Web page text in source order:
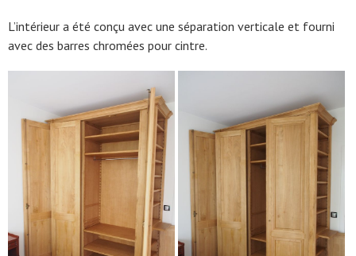
L’intérieur a été conçu avec une séparation verticale et fourni
avec des barres chromées pour cintre.